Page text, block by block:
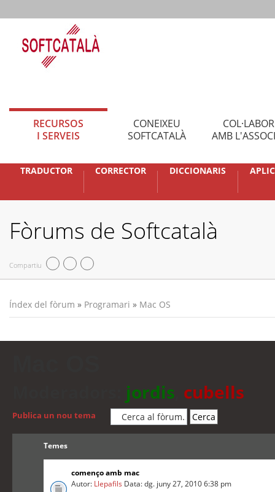
RECURSOS
I SERVEIS
CONEIXEU
SOFTCATALÀ
AMB
TRADUCTOR CORRECTOR DICCIONARIS
Fòrums de Softcatalà
Compartiu
Índex del fòrum » Programari » Mac OS
jordis cubells
Publica un nou tema
Temes
començo amb mac
Autor: Llepafils Data: dg. juny 27, 2010 6:38 pm